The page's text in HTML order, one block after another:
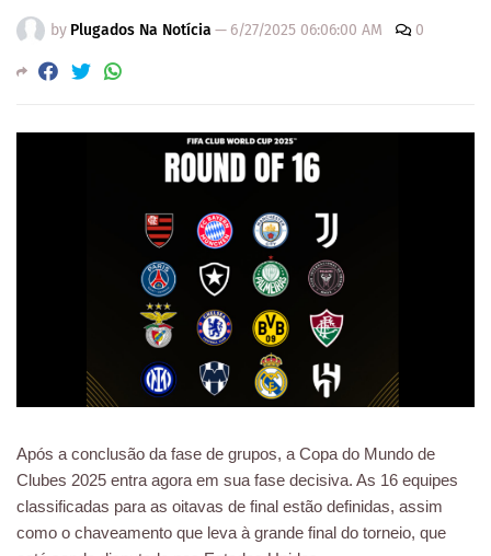
by Plugados Na Notícia — 6/27/2025 06:06:00 AM 0
Após a conclusão da fase de grupos, a Copa do Mundo de
Clubes 2025 entra agora em sua fase decisiva. As 16 equipes
classificadas para as oitavas de final estão definidas, assim
como o chaveamento que leva à grande final do torneio, que